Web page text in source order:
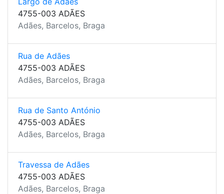
4755-003 ADÃES
Adães, Barcelos, Braga
Rua de Adães
4755-003 ADÃES
Adães, Barcelos, Braga
Rua de Santo António
4755-003 ADÃES
Adães, Barcelos, Braga
Travessa de Adães
4755-003 ADÃES
Adães, Barcelos, Braga